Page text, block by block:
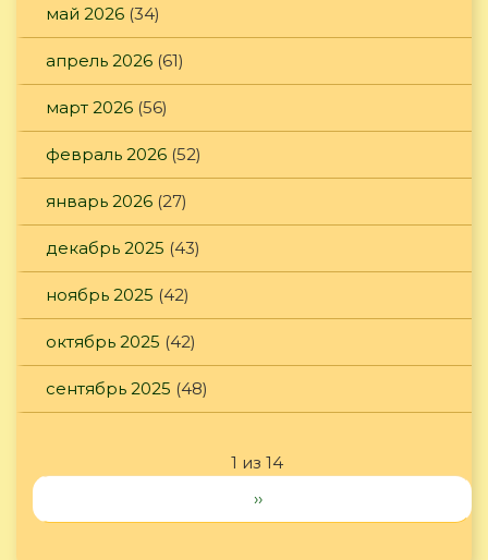
май 2026 (34)
апрель 2026 (61)
март 2026 (56)
февраль 2026 (52)
январь 2026 (27)
декабрь 2025 (43)
ноябрь 2025 (42)
октябрь 2025 (42)
сентябрь 2025 (48)
1 из 14
››